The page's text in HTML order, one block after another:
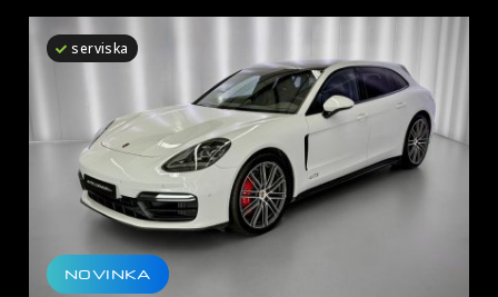
Škoda
Tesla
Volkswagen
Volvo
NOVINKA
serviska